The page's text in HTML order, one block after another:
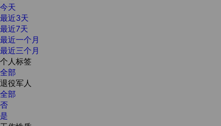
今天
最近3天
最近7天
最近一个月
最近三个月
个人标签
全部
退役军人
全部
否
是